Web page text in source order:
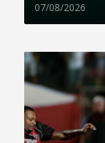
07/08/2026